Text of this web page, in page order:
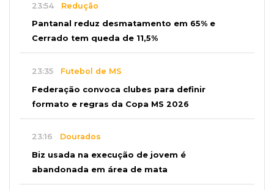
23:54 Redução
Pantanal reduz desmatamento em 65% e
Cerrado tem queda de 11,5%
23:35 Futebol de MS
Federação convoca clubes para definir
formato e regras da Copa MS 2026
23:16 Dourados
Biz usada na execução de jovem é
abandonada em área de mata